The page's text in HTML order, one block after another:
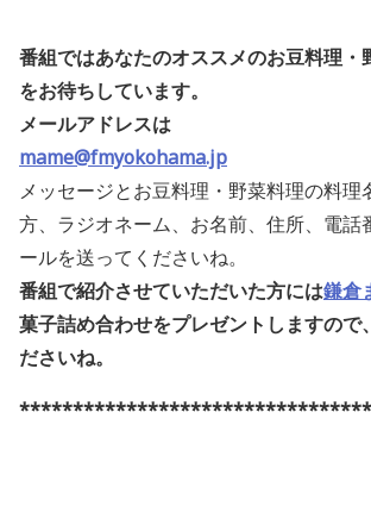
番組ではあなたのオススメのお豆料理・
をお待ちしています。
メールアドレスは
mame@fmyokohama.jp
メッセージとお豆料理・野菜料理の料理
方、ラジオネーム、お名前、住所、電話
ールを送ってくださいね。
番組で紹介させていただいた方には鎌倉
菓子詰め合わせをプレゼントしますので
ださいね。